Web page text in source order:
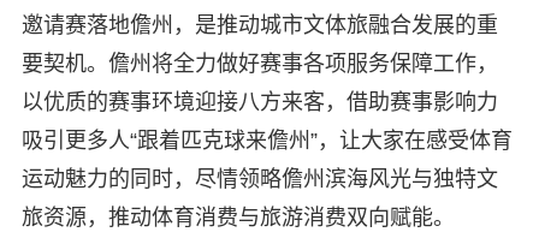
邀请赛落地儋州，是推动城市文体旅融合发展的重
要契机。儋州将全力做好赛事各项服务保障工作，
以优质的赛事环境迎接八方来客，借助赛事影响力
吸引更多人“跟着匹克球来儋州”，让大家在感受体育
运动魅力的同时，尽情领略儋州滨海风光与独特文
旅资源，推动体育消费与旅游消费双向赋能。